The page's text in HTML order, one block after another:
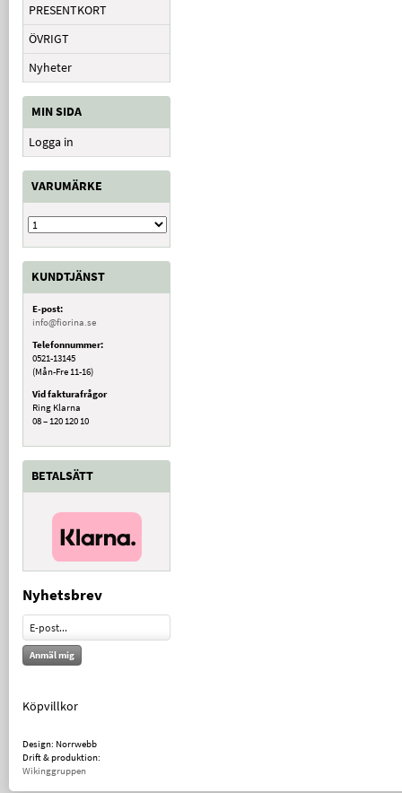
PRESENTKORT
ÖVRIGT
Nyheter
MIN SIDA
Logga in
VARUMÄRKE
KUNDTJÄNST
E-post:
info@fiorina.se
Telefonnummer:
0521-13145
(Mån-Fre 11-16)
Vid fakturafrågor
Ring Klarna
08 – 120 120 10
BETALSÄTT
Nyhetsbrev
Anmäl mig
Köpvillkor
Design: Norrwebb
Drift & produktion:
Wikinggruppen